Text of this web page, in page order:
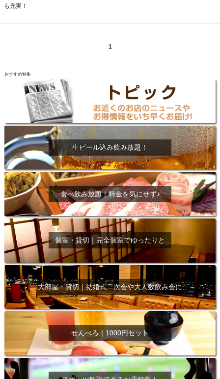
も充実！
1
おすすめ特集
生ビール込み飲み放題！
食べ飲み放題｜料金を気にせず♪
個室・貸切｜完全個室でゆったりと
大部屋・貸切｜結婚式二次会や大人数飲み会に
せんべろ｜1000円セット